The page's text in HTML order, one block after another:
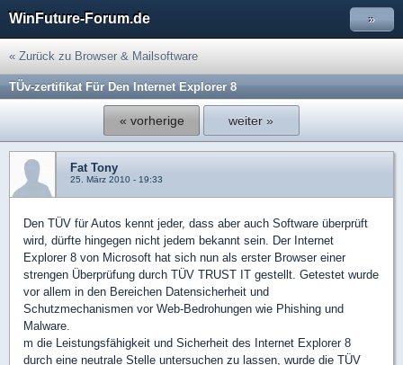
WinFuture-Forum.de »
« Zurück zu Browser & Mailsoftware
TÜv-zertifikat Für Den Internet Explorer 8
« vorherige weiter »
Fat Tony
25. März 2010 - 19:33
Den TÜV für Autos kennt jeder, dass aber auch Software überprüft
wird, dürfte hingegen nicht jedem bekannt sein. Der Internet
Explorer 8 von Microsoft hat sich nun als erster Browser einer
strengen Überprüfung durch TÜV TRUST IT gestellt. Getestet wurde
vor allem in den Bereichen Datensicherheit und
Schutzmechanismen vor Web-Bedrohungen wie Phishing und
Malware.
m die Leistungsfähigkeit und Sicherheit des Internet Explorer 8
durch eine neutrale Stelle untersuchen zu lassen, wurde die TÜV